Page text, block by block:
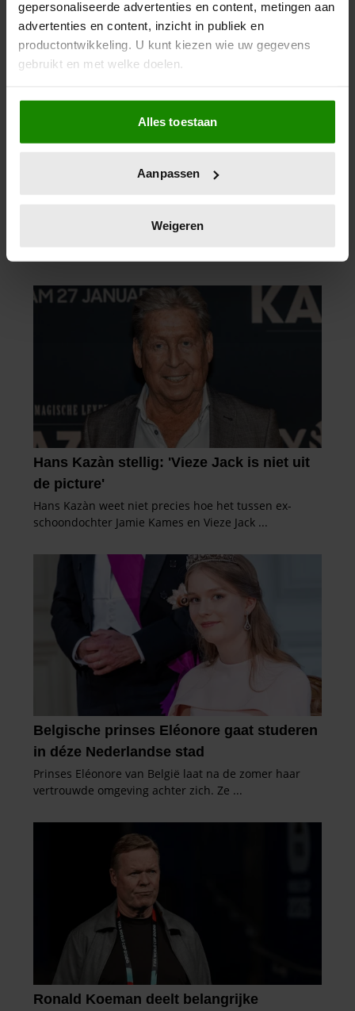
gepersonaliseerde advertenties en content, metingen aan
advertenties en content, inzicht in publiek en
productontwikkeling. U kunt kiezen wie uw gegevens
gebruikt en met welke doelen.
Als u het toestaat, willen we ook graag:
Informatie verzamelen over uw geografische
locatie, die tot een paar meter nauwkeurig kan zijn
scannen op specifieke eigenschappen (fingerprinting)
verwerkt en stel uw voorkeuren in het
intrekken in de Cookieverklaring.
We gebruiken cookies om content en advertenties te
personaliseren, om functies voor social media te bieden
en om ons websiteverkeer te analyseren. Ook delen we
informatie over uw gebruik van onze site met onze
partners voor social media, adverteren en analyse. Deze
partners kunnen deze gegevens combineren met andere
informatie die u aan ze heeft verstrekt of die ze hebben
verzameld op basis van uw gebruik van hun services. U
gaat akkoord met onze cookies als u onze website blijft
gebruiken.
Alles toestaan
Aanpassen
Weigeren